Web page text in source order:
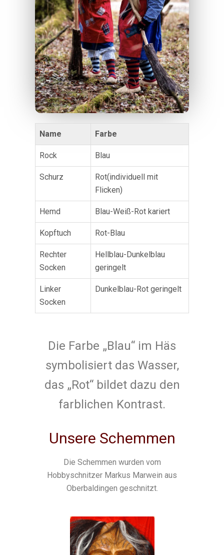
Name Farbe
Rock Blau
Schurz
Rot(individuell mit
Flicken)
Hemd Blau-Weiß-Rot kariert
Kopftuch Rot-Blau
Rechter
Socken
Hellblau-Dunkelblau
geringelt
Linker
Socken
Dunkelblau-Rot geringelt
Die Farbe „Blau“ im Häs
symbolisiert das Wasser,
das „Rot“ bildet dazu den
farblichen Kontrast.
Unsere Schemmen
Die Schemmen wurden vom
Hobbyschnitzer Markus Marwein aus
Oberbaldingen geschnitzt.